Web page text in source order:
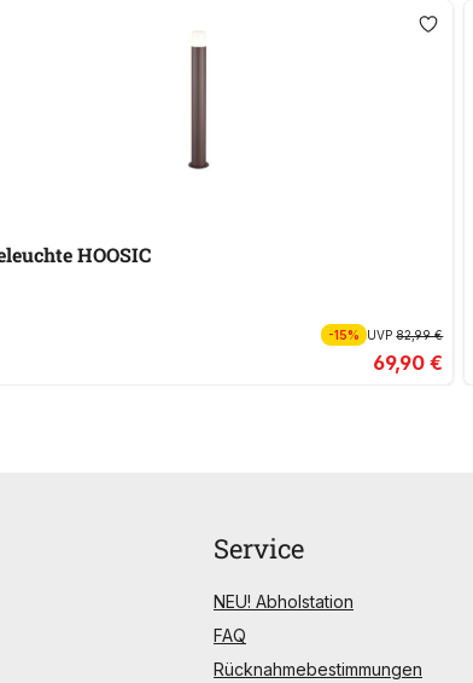
HOOSIC
-15% UVP82,99 €
69,90 €
Service
NEU! Abholstation
FAQ
Rücknahmebestimmungen